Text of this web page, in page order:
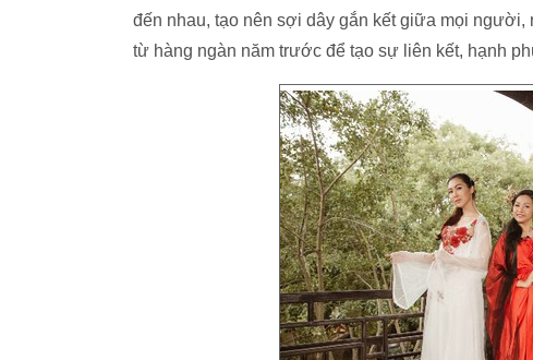
đến nhau, tạo nên sợi dây gắn kết giữa mọi
từ hàng ngàn năm trước để tạo sự liên kết, hạnh